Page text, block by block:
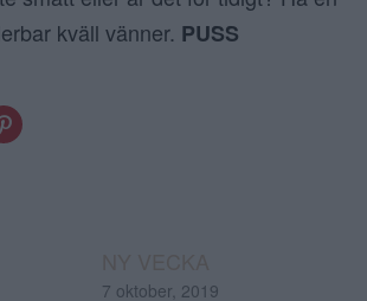
kväll vänner. PUSS
7 oktober, 2019